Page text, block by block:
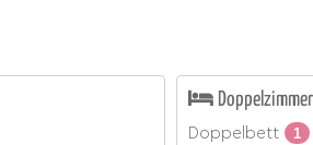
Doppelzimmer
Doppelbett
1